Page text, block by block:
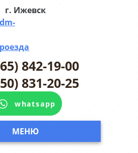
г. Ижевск
842-19-00
831-20-25
whatsapp
МЕНЮ